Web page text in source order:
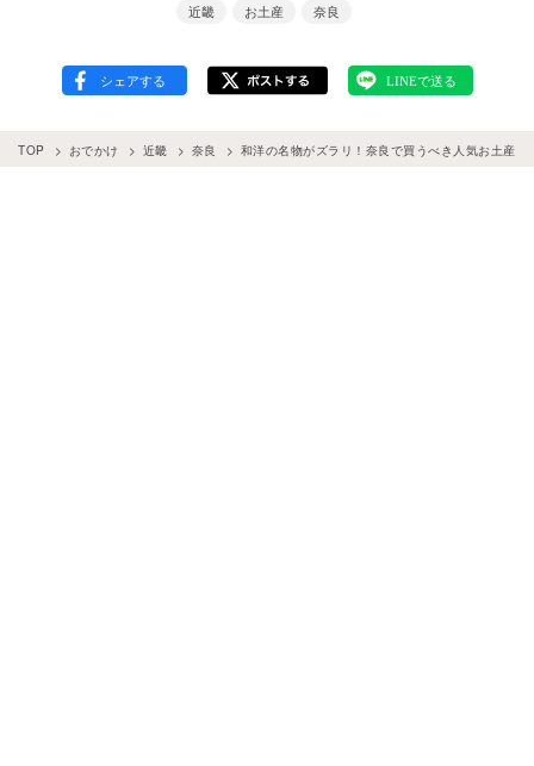
近畿 お土産 奈良
TOP おでかけ 近畿 奈良 和洋の名物がズラリ！奈良で買うべき人気お土産12